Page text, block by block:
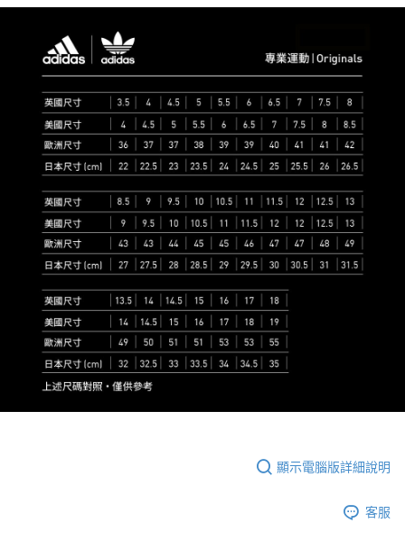
顯示電腦版詳細說明
客服